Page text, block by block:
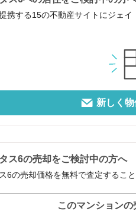
携する15の不動産サイトにジェ
新しく
ス6の売却をご検討中の方へ
6の売却価格を無料で査定すること
このマンションの